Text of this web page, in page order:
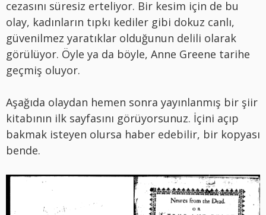
cezasını süresiz erteliyor. Bir kesim için de bu
olay, kadınların tıpkı kediler gibi dokuz canlı,
güvenilmez yaratıklar olduğunun delili olarak
görülüyor. Öyle ya da böyle, Anne Greene tarihe
geçmiş oluyor.
Aşağıda olaydan hemen sonra yayınlanmış bir şiir
kitabının ilk sayfasını görüyorsunuz. İçini açıp
bakmak isteyen olursa haber edebilir, bir kopyası
bende.